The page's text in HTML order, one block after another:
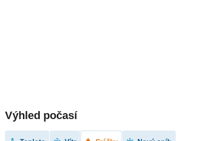
Výhled počasí